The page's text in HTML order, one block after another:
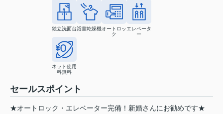
独立洗面台浴室乾燥機オートロッ
ク
エレベータ
ー
ネット使用
料無料
セールスポイント
★オートロック・エレベーター完備！新婚さんにお勧めです★